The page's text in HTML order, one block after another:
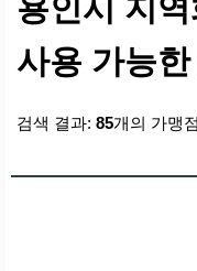
용인시 지
사용 가능한
검색 결과: 85개의 가맹